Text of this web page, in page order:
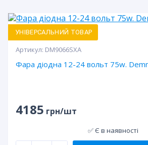
УНІВЕРСАЛЬНИЙ ТОВАР
Артикул: DM9066SXA
Фара діодна 12-24 вольт 75w.
4185 грн/шт
✅ Є в наявності